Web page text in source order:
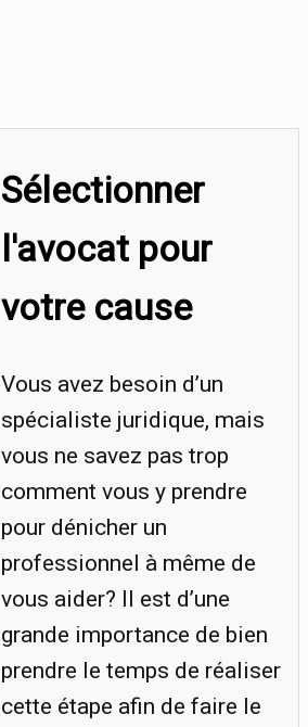
Sélectionner
l'avocat pour
votre cause
Vous avez besoin d’un
spécialiste juridique, mais
vous ne savez pas trop
comment vous y prendre
pour dénicher un
professionnel à même de
vous aider? Il est d’une
grande importance de bien
prendre le temps de réaliser
cette étape afin de faire le